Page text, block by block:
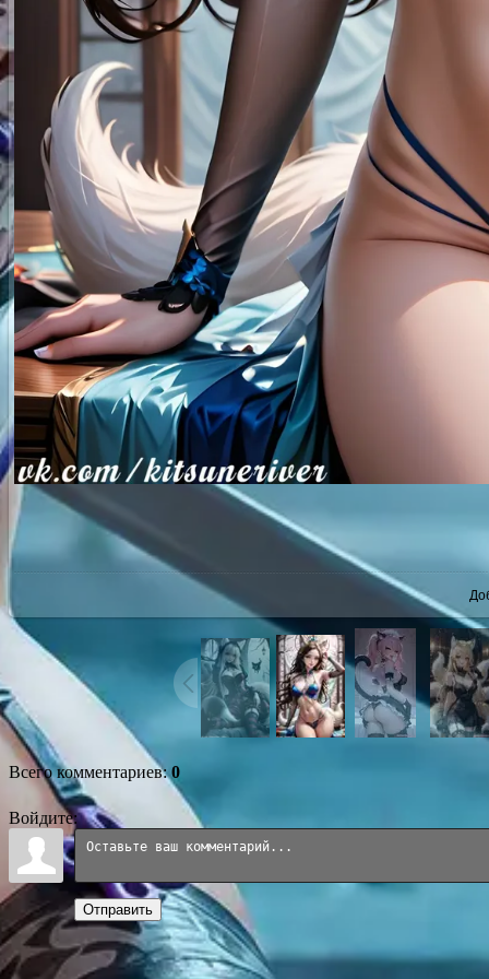
Всего комментариев:0
Войдите:
Отправить